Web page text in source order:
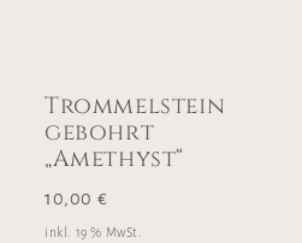
Trommelstein
gebohrt
„Amethyst“
10,00 €
inkl. 19 % MwSt.